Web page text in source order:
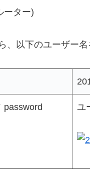
ーター)
、以下のユーザー
password ユ